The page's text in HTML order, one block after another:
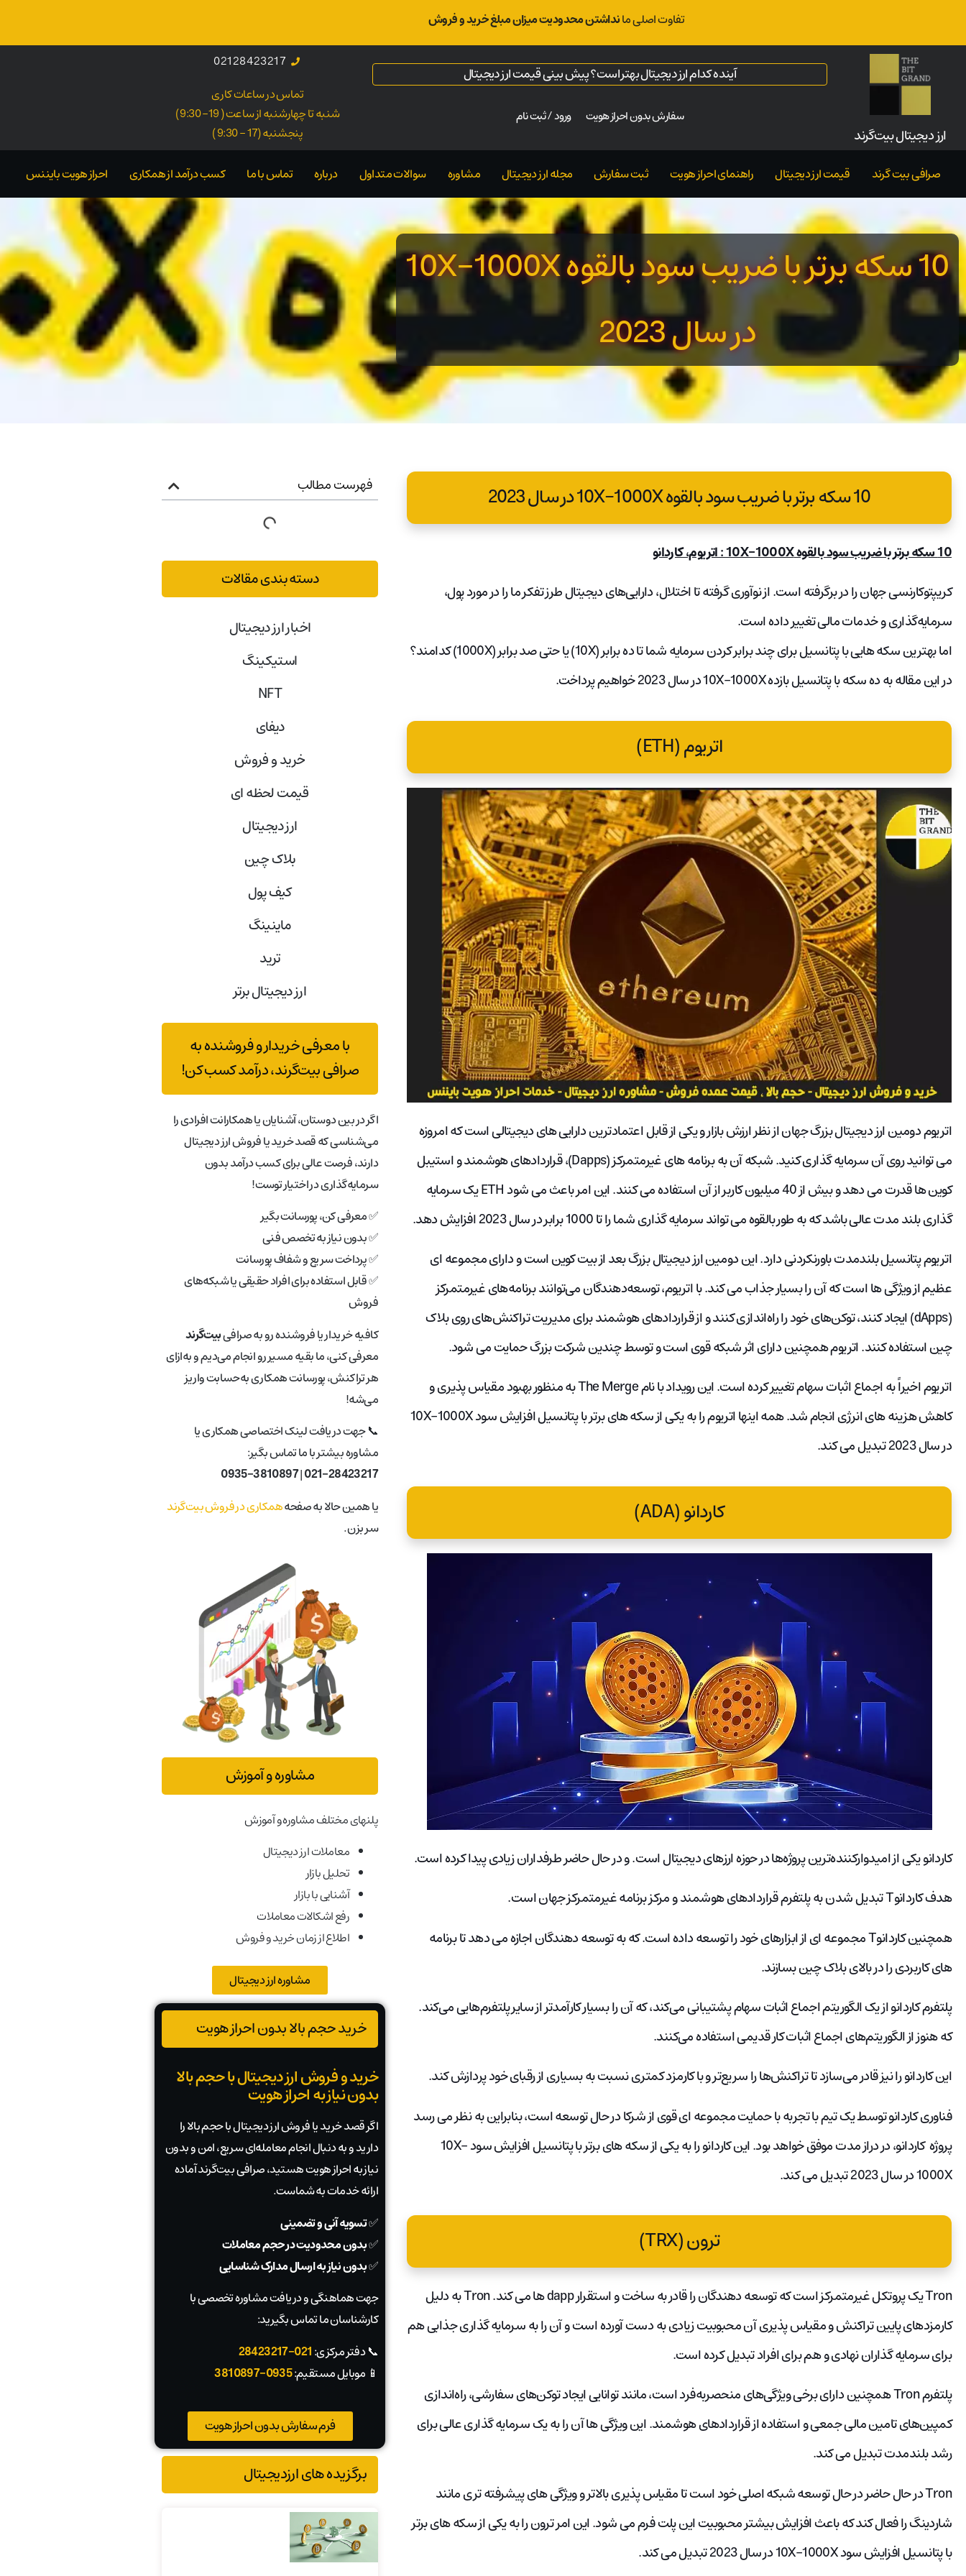
تفاوت اصلی مانداشتن محدودیت میزان مبلغ خرید و فروش
ارز‌ دیجیتال بیت‌گرند
آینده کدام ارز دیجیتال بهتر است؟ پیش بینی قیمت ارز دیجیتال
سفارش بدون احراز هویت ورود / ثبت نام
02128423217
تماس در ساعات کاری
شنبه تا چهارشنبه از ساعت ( 19- 9:30 )
پنجشنبه (17 - 9:30 )
صرافی بیت گرند قیمت ارز دیجیتال راهنمای احراز هویت ثبت سفارش مجله ارز دیجیتال مشاوره سوالات متداول درباره تماس با ما کسب درآمد از همکاری احراز هویت بایننس
10 سکه برتر با ضریب سود بالقوه 10X-1000X
در سال 2023
10 سکه برتر با ضریب سود بالقوه 10X-1000X در سال 2023
10 سکه برتر با ضریب سود بالقوه 10X-1000X : اتریوم، کاردانو
کریپتوکارنسی جهان را در برگرفته است. از نوآوری گرفته تا اختلال، دارایی‌های دیجیتال طرز تفکر ما را در مورد پول،
سرمایه‌گذاری و خدمات مالی تغییر داده است.
اما بهترین سکه هایی با پتانسیل برای چند برابر کردن سرمایه شما تا ده برابر (10X) یا حتی صد برابر (1000X) کدامند؟
در این مقاله به ده سکه با پتانسیل بازده 10X-1000X در سال 2023 خواهیم پرداخت.
اتریوم (ETH)
اتریوم دومین ارز دیجیتال بزرگ جهان از نظر ارزش بازار و یکی از قابل اعتمادترین دارایی های دیجیتالی است که امروزه
می توانید روی آن سرمایه گذاری کنید. شبکه آن به برنامه های غیرمتمرکز (Dapps)، قراردادهای هوشمند و استیبل
کوین ها قدرت می دهد و بیش از 40 میلیون کاربر از آن استفاده می کنند. این امر باعث می شود ETH یک سرمایه
گذاری بلند مدت عالی باشد که به طور بالقوه می تواند سرمایه گذاری شما را تا 1000 برابر در سال 2023 افزایش دهد.
اتریوم پتانسیل بلندمدت باورنکردنی دارد. این دومین ارز دیجیتال بزرگ بعد از بیت کوین است و دارای مجموعه ای
عظیم از ویژگی ها است که آن را بسیار جذاب می کند. با اتریوم، توسعه‌دهندگان می‌توانند برنامه‌های غیرمتمرکز
(dApps) ایجاد کنند، توکن‌های خود را راه‌اندازی کنند و از قراردادهای هوشمند برای مدیریت تراکنش‌های روی بلاک
چین استفاده کنند. اتریوم همچنین دارای اثر شبکه قوی است و توسط چندین شرکت بزرگ حمایت می شود.
اتریوم اخیراً به اجماع اثبات سهام تغییر کرده است. این رویداد با نام The Merge به منظور بهبود مقیاس پذیری و
کاهش هزینه های انرژی انجام شد. همه اینها اتریوم را به یکی از سکه های برتر با پتانسیل افزایش سود 10X-1000X
در سال 2023 تبدیل می کند.
کاردانو (ADA)
کاردانو یکی از امیدوارکننده‌ترین پروژه‌ها در حوزه ارزهای دیجیتال است. و در حال حاضر طرفداران زیادی پیدا کرده است.
هدف کاردانوT تبدیل شدن به پلتفرم قراردادهای هوشمند و مرکز برنامه غیرمتمرکز جهان است.
همچنین کاردانوT مجموعه ای از ابزارهای خود را توسعه داده است. که به توسعه دهندگان اجازه می دهد تا برنامه
های کاربردی را در بالای بلاک چین بسازند.
پلتفرم کاردانو از یک الگوریتم اجماع اثبات سهام پشتیبانی می‌کند، که آن را بسیار کارآمدتر از سایر پلتفرم‌هایی می‌کند.
که هنوز از الگوریتم‌های اجماع اثبات کار قدیمی استفاده می‌کنند.
این کاردانو را نیز قادر می‌سازد تا تراکنش‌ها را سریع‌تر و با کارمزد کمتری نسبت به بسیاری از رقبای خود پردازش کند.
فناوری کاردانو توسط یک تیم با تجربه با حمایت مجموعه ای قوی از شرکا در حال توسعه است، بنابراین به نظر می رسد
پروژه کاردانو، در دراز مدت موفق خواهد بود. این کاردانو را به یکی از سکه های برتر با پتانسیل افزایش سود 10X-
1000X در سال 2023 تبدیل می کند.
ترون (TRX)
Tron یک پروتکل غیرمتمرکز است که توسعه دهندگان را قادر به ساخت و استقرار dapp ها می کند. Tron به دلیل
کارمزدهای پایین تراکنش و مقیاس پذیری آن محبوبیت زیادی به دست آورده است و آن را به سرمایه گذاری جذابی هم
برای سرمایه گذاران نهادی و هم برای افراد تبدیل کرده است.
پلتفرم Tron همچنین دارای برخی ویژگی‌های منحصربه‌فرد است، مانند توانایی ایجاد توکن‌های سفارشی، راه‌اندازی
کمپین‌های تامین مالی جمعی و استفاده از قراردادهای هوشمند. این ویژگی ها آن را به یک سرمایه گذاری عالی برای
رشد بلندمدت تبدیل می کند.
Tron در حال حاضر در حال توسعه شبکه اصلی خود است تا مقیاس پذیری بالاتر و ویژگی های پیشرفته تری مانند
شاردینگ را فعال کند که باعث افزایش بیشتر محبوبیت این پلت فرم می شود. این امر ترون را به یکی از سکه های برتر
با پتانسیل افزایش سود 10X-1000X در سال 2023 تبدیل می کند.
فهرست مطالب
دسته بندی مقالات
اخبار ارز دیجیتال
استیکینگ
NFT
دیفای
خرید و فروش
قیمت لحظه ای
ارز دیجیتال
بلاک‌ چین
کیف پول
ماینینگ
ترید
ارز دیجیتال برتر
با معرفی خریدار و فروشنده به
صرافی بیت‌گرند، درآمد کسب کن!
اگر در بین دوستان، آشنایان یا همکارانت افرادی را
می‌شناسی که قصد خرید یا فروش ارز دیجیتال
دارند، فرصت عالی برای کسب درآمد بدون
سرمایه‌گذاری در اختیار توست!
✅ معرفی کن، پورسانت بگیر
✅ بدون نیاز به تخصص فنی
✅ پرداخت سریع و شفاف پورسانت
✅ قابل استفاده برای افراد حقیقی یا شبکه‌های
فروش
کافیه خریدار یا فروشنده رو به صرافیبیت‌گرند
معرفی کنی، ما بقیه مسیر رو انجام می‌دیم و به‌ازای
هر تراکنش، پورسانت همکاری به‌حسابت واریز
می‌شه!
📞 جهت دریافت لینک اختصاصی همکاری یا
مشاوره بیشتر با ما تماس بگیر:
021-28423217
|
0935-3810897
یا همین حالا به صفحههمکاری در فروش بیت‌گرند
سر بزن.
مشاوره و آموزش
پلنهای مختلف مشاوره و آموزش
معاملات ارز دیجیتال
تحلیل بازار
آشنایی با بازار
رفع اشکالات معاملات
اطلاع از زمان خرید و فروش
مشاوره ارز دیجیتال
خرید حجم بالا بدون احراز هویت
خرید و فروش ارز دیجیتال با حجم بالا
بدون نیاز به احراز هویت
اگر قصد خرید یا فروش ارز دیجیتال با حجم بالا را
دارید و به دنبال انجام معامله‌ای سریع، امن و بدون
نیاز به احراز هویت هستید، صرافی بیت‌گرند آماده
ارائه خدمات به شماست.
✅تسویه آنی و تضمینی
✅بدون محدودیت در حجم معاملات
✅بدون نیاز به ارسال مدارک شناسایی
جهت هماهنگی و دریافت مشاوره تخصصی با
کارشناسان ما تماس بگیرید:
📞 دفتر مرکزی:021-28423217
📱 موبایل مستقیم:0935-3810897
فرم سفارش بدون احراز هویت
برگزیده های ارزدیجیتال